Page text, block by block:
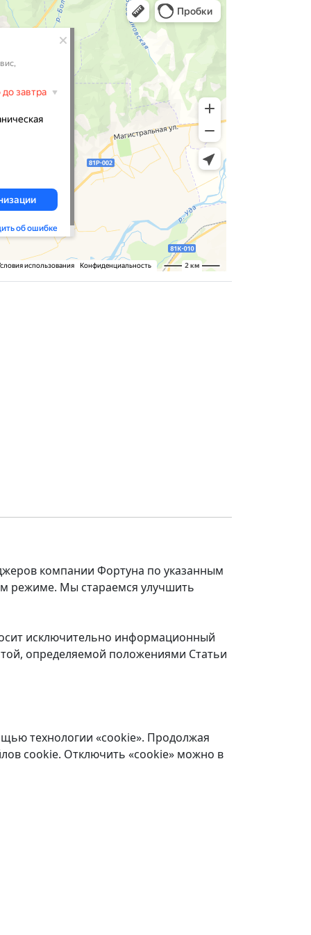
компании Фортуна по указанным
режиме. Мы стараемся улучшить
исключительно информационный
определяемой положениями Статьи
технологии «cookie». Продолжая
cookie. Отключить «cookie» можно в